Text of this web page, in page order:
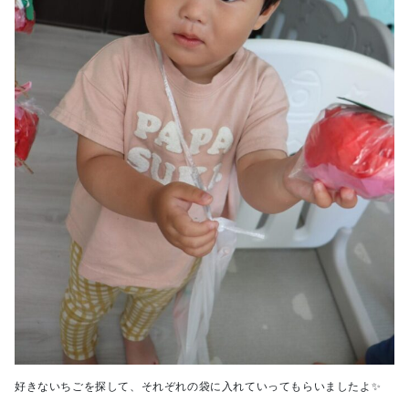
好きないちごを探して、それぞれの袋に入れていってもらいましたよ✨